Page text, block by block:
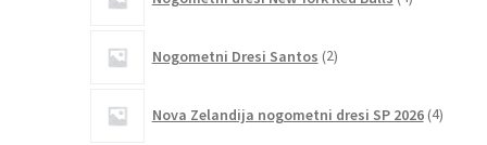
izdelki
Nogometni Dresi Santos 2izdelka
Nova Zelandija nogometni dresi SP 2026 4izdelki